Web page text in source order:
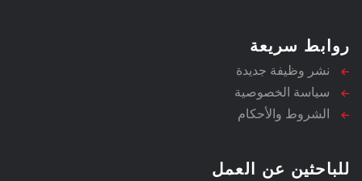
روابط سريعة
نشر وظيفة جديدة
سياسة الخصوصية
الشروط والأحكام
للباحثين عن العمل